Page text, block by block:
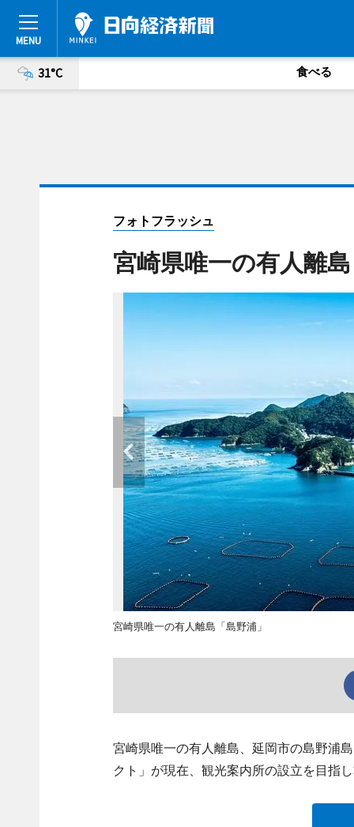
31°C 食べる
フォトフラッシュ
宮崎県唯一の有人離
宮崎県唯一の有人離島「島野浦」
宮崎県唯一の有人離島、延岡市の島野浦
クト」が現在、観光案内所の設立を目指